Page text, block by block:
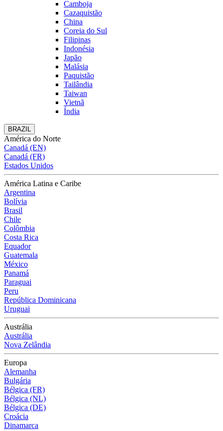
Camboja
Cazaquistão
China
Coreia do Sul
Filipinas
Indonésia
Japão
Malásia
Paquistão
Tailândia
Taiwan
Vietnã
Índia
BRAZIL
América do Norte
Canadá (EN)
Canadá (FR)
Estados Unidos
América Latina e Caribe
Argentina
Bolívia
Brasil
Chile
Colômbia
Costa Rica
Equador
Guatemala
México
Panamá
Paraguai
Peru
República Dominicana
Uruguai
Austrália
Austrália
Nova Zelândia
Europa
Alemanha
Bulgária
Bélgica (FR)
Bélgica (NL)
Bélgica (DE)
Croácia
Dinamarca